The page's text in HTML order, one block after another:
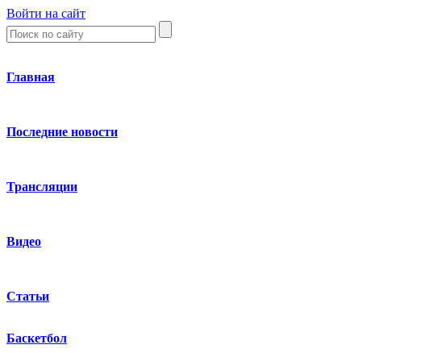
Войти на сайт
Главная
Последние новости
Трансляции
Видео
Статьи
Баскетбол